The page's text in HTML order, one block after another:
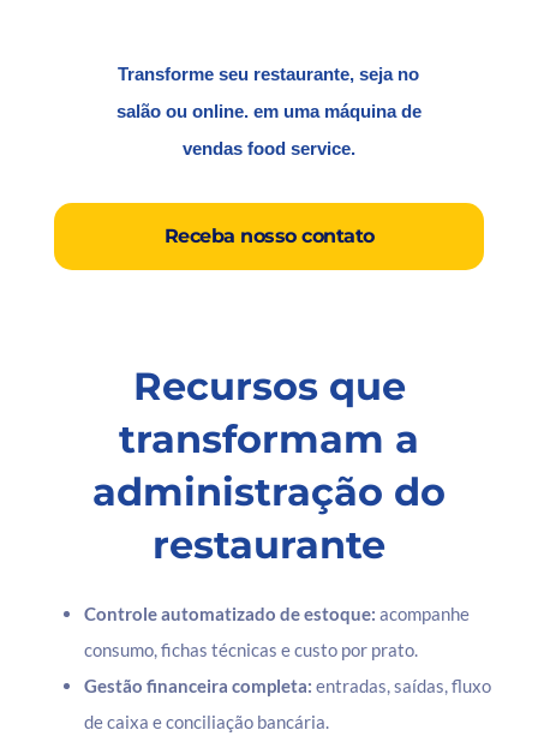
Transforme seu restaurante, seja no
salão ou online. em uma máquina de
vendas food service.
Receba nosso contato
Recursos que
transformam a
administração do
restaurante
Controle automatizado de estoque: acompanhe
consumo, fichas técnicas e custo por prato.
Gestão financeira completa: entradas, saídas, fluxo
de caixa e conciliação bancária.